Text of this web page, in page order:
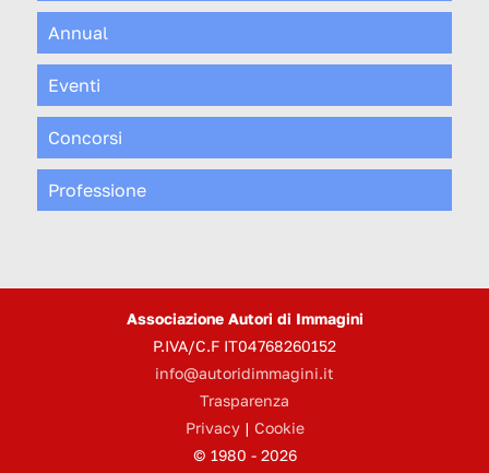
Annual
Eventi
Concorsi
Professione
Associazione Autori di Immagini
P.IVA/C.F IT04768260152
info@autoridimmagini.it
Trasparenza
Privacy| Cookie
© 1980 - 2026